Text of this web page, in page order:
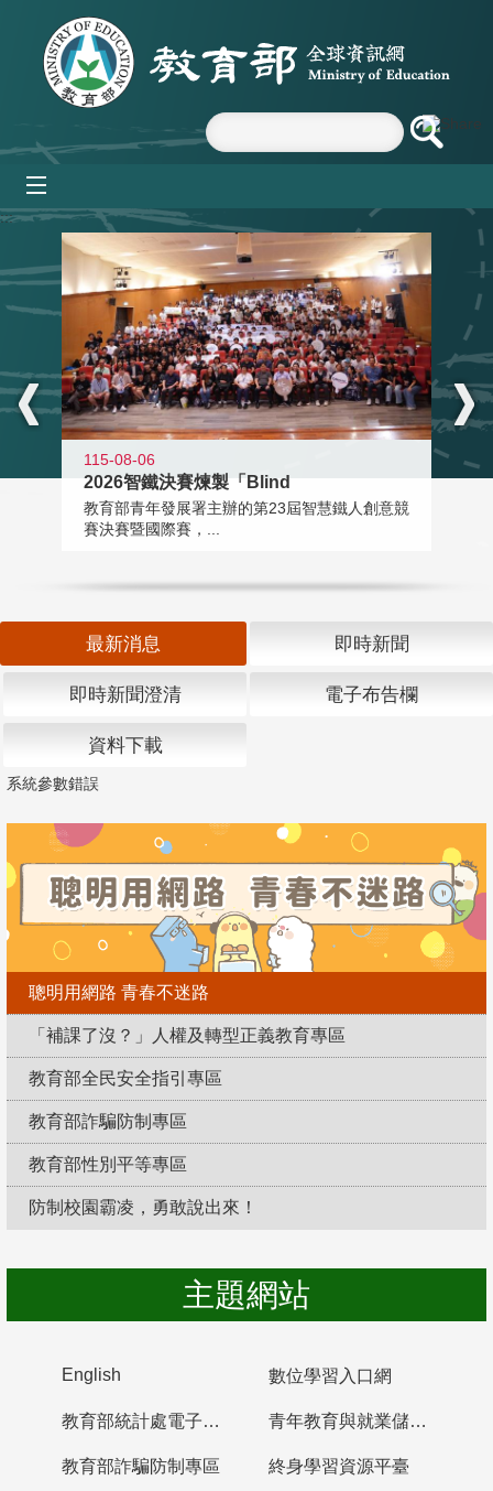
跳到主要內容區塊
:::
115-08-06
2026智鐵決賽煉製「Blind
教育部青年發展署主辦的第23屆智慧鐵人創意競
賽決賽暨國際賽，...
最新消息 即時新聞
即時新聞澄清 電子布告欄
資料下載
系統參數錯誤
聰明用網路 青春不迷路
「補課了沒？」人權及轉型正義教育專區
教育部全民安全指引專區
教育部詐騙防制專區
教育部性別平等專區
防制校園霸凌，勇敢說出來！
主題網站
English 數位學習入口網
教育部統計處電子書櫃 青年教育與就業儲蓄帳戶
教育部詐騙防制專區 終身學習資源平臺